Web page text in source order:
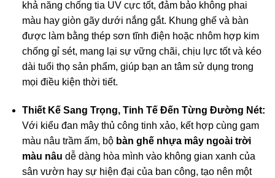
khả năng chống tia UV cực tốt, đảm bảo không phai
màu hay giòn gãy dưới nắng gắt. Khung ghế và bàn
được làm bằng thép sơn tĩnh điện hoặc nhôm hợp kim
chống gỉ sét, mang lại sự vững chãi, chịu lực tốt và kéo
dài tuổi thọ sản phẩm, giúp bạn an tâm sử dụng trong
mọi điều kiện thời tiết.
Thiết Kế Sang Trọng, Tinh Tế Đến Từng Đường Nét:
Với kiểu đan mây thủ công tinh xảo, kết hợp cùng gam
màu nâu trầm ấm, bộ bàn ghế nhựa mây ngoài trời
màu nâu dễ dàng hòa mình vào không gian xanh của
sân vườn hay sự hiện đại của ban công, tạo nên một